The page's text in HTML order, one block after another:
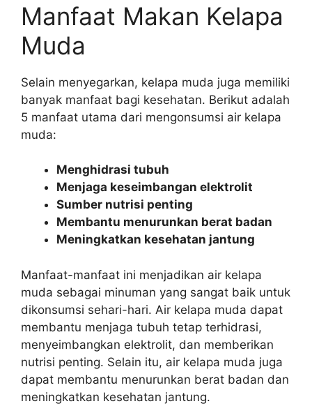
Manfaat Makan Kelapa
Muda
Selain menyegarkan, kelapa muda juga memiliki
banyak manfaat bagi kesehatan. Berikut adalah
5 manfaat utama dari mengonsumsi air kelapa
muda:
Menghidrasi tubuh
Menjaga keseimbangan elektrolit
Sumber nutrisi penting
Membantu menurunkan berat badan
Meningkatkan kesehatan jantung
Manfaat-manfaat ini menjadikan air kelapa
muda sebagai minuman yang sangat baik untuk
dikonsumsi sehari-hari. Air kelapa muda dapat
membantu menjaga tubuh tetap terhidrasi,
menyeimbangkan elektrolit, dan memberikan
nutrisi penting. Selain itu, air kelapa muda juga
dapat membantu menurunkan berat badan dan
meningkatkan kesehatan jantung.